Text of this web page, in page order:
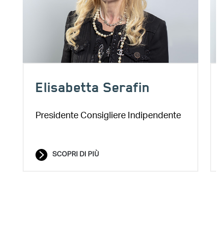
Elisabetta Serafin
Presidente Consigliere Indipendente
SCOPRI DI PIÙ